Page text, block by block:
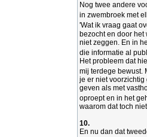
Nog twee andere
in zwembroek met
'Wat ik vraag gaat
bezocht en door het
niet zeggen. En in
die informatie al
Het probleem dat
mij terdege bewust.
je er niet
geven als met
oproept en in het
waarom dat toch
10.
En nu dan dat